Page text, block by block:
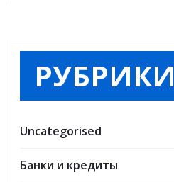
РУБРИКИ
Uncategorised
Банки и кредиты